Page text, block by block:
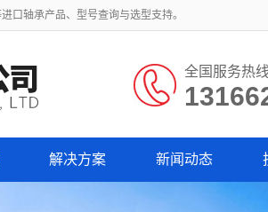
口轴承产品、型号查询与选型支持。
全国服务热线
解决方案 新闻动态